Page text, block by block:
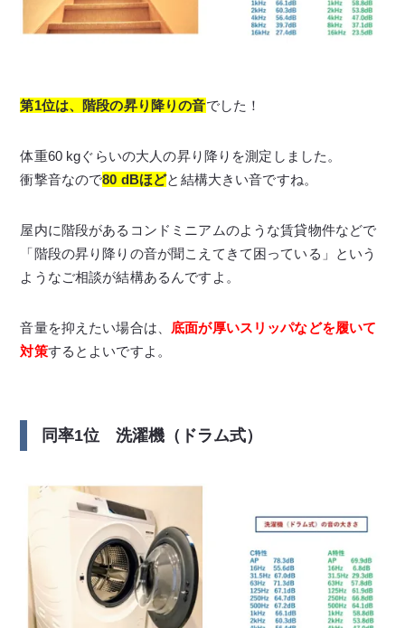
第1位は、階段の昇り降りの音でした！
体重60 kgぐらいの大人の昇り降りを測定しました。
衝撃音なので80 dBほどと結構大きい音ですね。
屋内に階段があるコンドミニアムのような賃貸物件などで
「階段の昇り降りの音が聞こえてきて困っている」という
ようなご相談が結構あるんですよ。
音量を抑えたい場合は、 底面が厚いスリッパなどを履いて
対策するとよいですよ。
同率1位 洗濯機（ドラム式）